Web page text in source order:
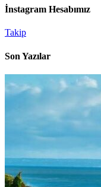
İnstagram Hesabımız
Takip
Son Yazılar